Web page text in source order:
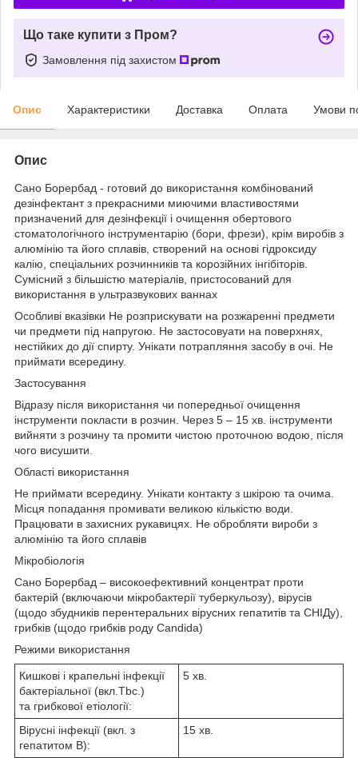
Що таке купити з Пром?
Замовлення під захистом
Опис Характеристики Доставка Оплата Умови
Опис
Сано Борербад - готовий до використання комбінований
дезінфектант з прекрасними миючими властивостями
призначений для дезінфекції і очищення обертового
стоматологічного інструментарію (бори, фрези), крім виробів з
алюмінію та його сплавів, створений на основі гідроксиду
калію, спеціальних розчинників та корозійних інгібіторів.
Сумісний з більшістю матеріалів, пристосований для
використання в ультразвукових ваннах
Особливі вказівки Не розприскувати на розжаренні предмети
чи предмети під напругою. Не застосовуати на поверхнях,
нестійких до дії спирту. Унікати потрапляння засобу в очі. Не
приймати всередину.
Застосування
Відразу після використання чи попередньої очищення
інструменти покласти в розчин. Через 5 – 15 хв. інструменти
вийняти з розчину та промити чистою проточною водою, після
чого висушити.
Області використання
Не приймати всередину. Унікати контакту з шкірою та очима.
Місця попадання промивати великою кількістю води.
Працювати в захисних рукавицях. Не обробляти вироби з
алюмінію та його сплавів
Мікробіологія
Сано Борербад – високоефективний концентрат проти
бактерій (включаючи мікробактерії туберкульозу), вірусів
(щодо збудників перентеральних вірусних гепатитів та СНІДу),
грибків (щодо грибків роду Candida)
Режими використання
Кишкові і крапельні інфекції
бактеріальної (вкл.Tbc.)
та грибкової етіології:
5 хв.
Вірусні інфекції (вкл. з
гепатитом В):
15 хв.